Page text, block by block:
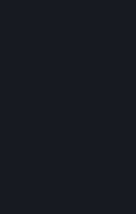
Systém vracení
při nakupování
způsob, jak získat
některý uživatel
vrácení peněz
žádostí. Za zneužití
o vrácení peněz za
Jak
O vrácení peněz či